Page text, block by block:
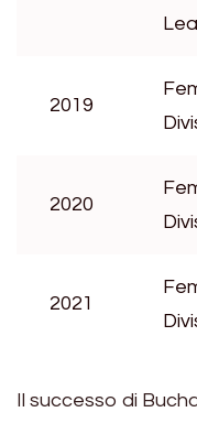
2019
2020
2021
Il successo di